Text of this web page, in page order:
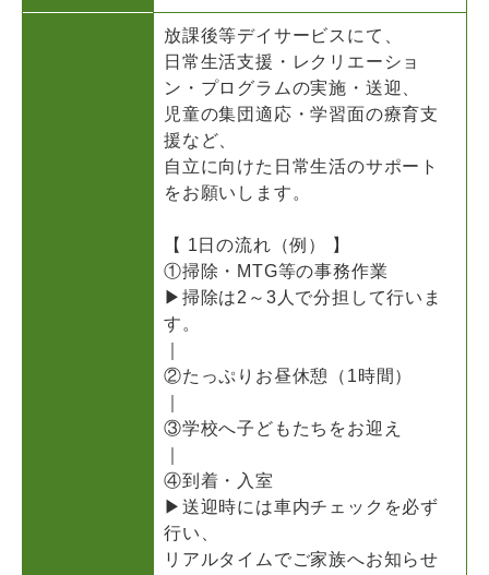
放課後等デイサービスにて、
日常生活支援・レクリエーショ
ン・プログラムの実施・送迎、
児童の集団適応・学習面の療育支
援など、
自立に向けた日常生活のサポート
をお願いします。
【 1日の流れ（例） 】
①掃除・MTG等の事務作業
▶掃除は2～3人で分担して行いま
す。
②たっぷりお昼休憩（1時間）
③学校へ子どもたちをお迎え
④到着・入室
▶送迎時には車内チェックを必ず
行い、
リアルタイムでご家族へお知らせ